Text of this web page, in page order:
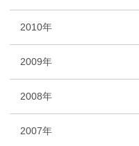
2010年
2009年
2008年
2007年